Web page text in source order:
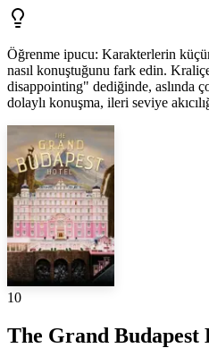
Öğrenme ipucu: Karakterlerin
nasıl konuştuğunu fark edin.
disappointing" dediğinde, aslında
dolaylı konuşma, ileri seviye
10
The Grand Budapest